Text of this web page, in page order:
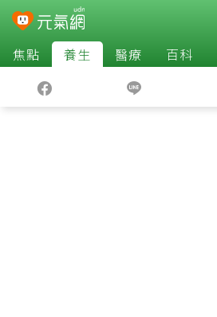
焦點 養生 醫療 百科